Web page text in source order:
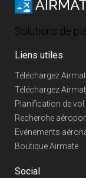
Solutions de
Liens utiles
Téléchargez
Téléchargez
Planification de vol
Recherche
Evénements
Boutique Airmate
Social